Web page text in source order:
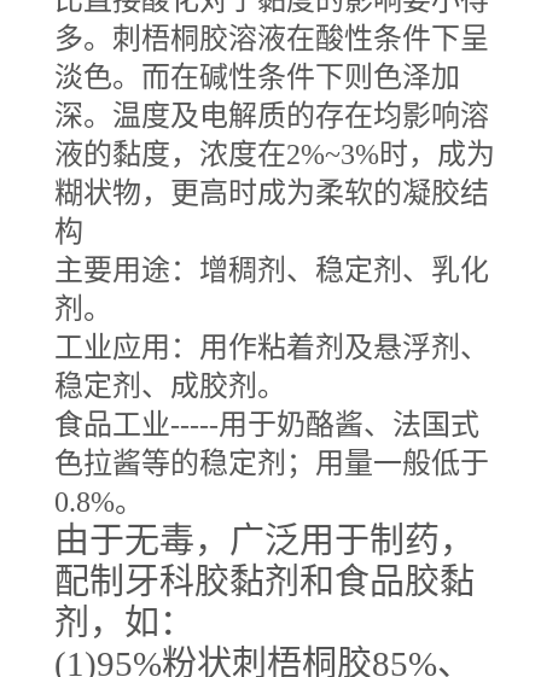
多。刺梧桐胶溶液在酸性条件下呈
淡色。而在碱性条件下则色泽加
深。温度及电解质的存在均影响溶
液的黏度，浓度在2%~3%时，成为
糊状物，更高时成为柔软的凝胶结
构
主要用途：增稠剂、稳定剂、乳化
剂。
工业应用：用作粘着剂及悬浮剂、
稳定剂、成胶剂。
食品工业-----用于奶酪酱、法国式
色拉酱等的稳定剂；用量一般低于
0.8%。
由于无毒，广泛用于制药，
配制牙科胶黏剂和食品胶黏
剂，如：
(1)95%粉状刺梧桐胶85%、